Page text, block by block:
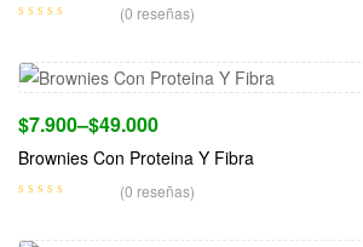
(0 reseñas)
Seleccionar Opciones
$7.900–$49.000
Brownies Con Proteina Y Fibra
(0 reseñas)
Seleccionar Opciones